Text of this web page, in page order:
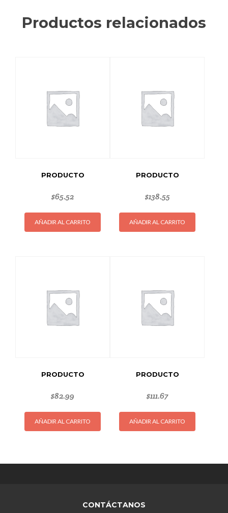
Productos relacionados
PRODUCTO
$65.52
AÑADIR AL CARRITO
PRODUCTO
$138.55
AÑADIR AL CARRITO
PRODUCTO
$82.99
AÑADIR AL CARRITO
PRODUCTO
$111.67
AÑADIR AL CARRITO
CONTÁCTANOS